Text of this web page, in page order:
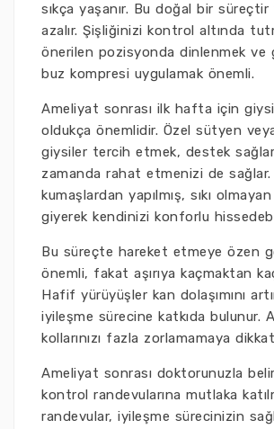
sıkça yaşanır. Bu doğal bir süreçtir
azalır. Şişliğinizi kontrol altında
önerilen pozisyonda dinlenmek ve
buz kompresi uygulamak önemli.
Ameliyat sonrası ilk hafta için
oldukça önemlidir. Özel sütyen
giysiler tercih etmek, destek
zamanda rahat etmenizi de sağlar.
kumaşlardan yapılmış, sıkı
giyerek kendinizi konforlu
Bu süreçte hareket etmeye özen
önemli, fakat aşırıya kaçmaktan
Hafif yürüyüşler kan dolaşımını
iyileşme sürecine katkıda bulunur.
kollarınızı fazla zorlamamaya
Ameliyat sonrası doktorunuzla
kontrol randevularına mutlaka
randevular, iyileşme sürecinizin